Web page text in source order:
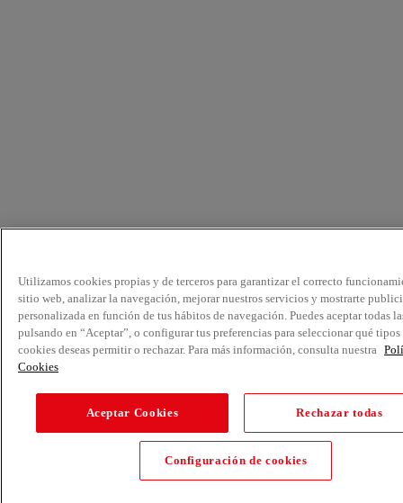
Utilizamos cookies propias y de terceros para garantizar el correcto
sitio web, analizar la navegación, mejorar nuestros servicios y mostrarte
personalizada en función de tus hábitos de navegación. Puedes aceptar todas
pulsando en “Aceptar”, o configurar tus preferencias para seleccionar qué tipos
cookies deseas permitir o rechazar. Para más información, consulta nuestra
Cookies
Aceptar Cookies Rechazar todas
Configuración de cookies